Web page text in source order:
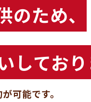
のため、
してお
可能です。